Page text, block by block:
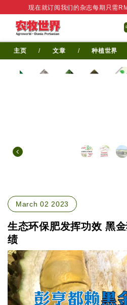
现在就订阅我们的杂志每期只需
主页 / 文章 / 种植世界
March 02 2023
生态环保肥发挥功效 黑
绩